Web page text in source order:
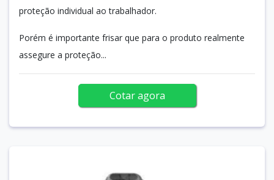
proteção individual ao trabalhador.
Porém é importante frisar que para o produto realmente
assegure a proteção...
Cotar agora